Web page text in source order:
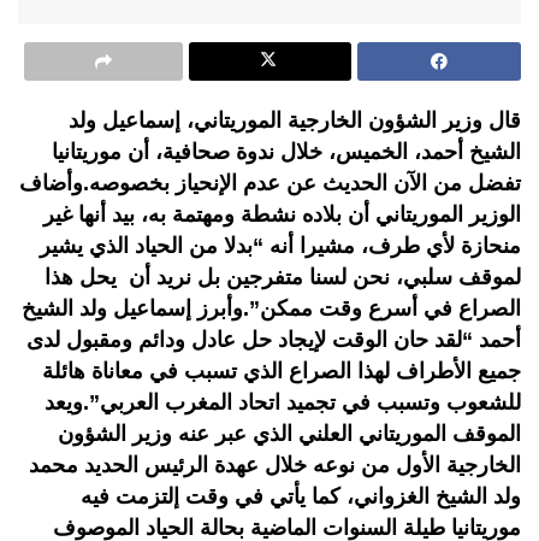
قال وزير الشؤون الخارجية الموريتاني، إسماعيل ولد
الشيخ أحمد، الخميس، خلال ندوة صحافية، أن موريتانيا
تفضل من الآن الحديث عن عدم الإنحياز بخصوصه.وأضاف
الوزير الموريتاني أن بلاده نشطة ومهتمة به، بيد أنها غير
منحازة لأي طرف، مشيرا أنه “بدلا من الحياد الذي يشير
لموقف سلبي، نحن لسنا متفرجين بل نريد أن يحل هذا
الصراع في أسرع وقت ممكن”.وأبرز إسماعيل ولد الشيخ
أحمد “لقد حان الوقت لإيجاد حل عادل ودائم ومقبول لدى
جميع الأطراف لهذا الصراع الذي تسبب في معاناة هائلة
للشعوب وتسبب في تجميد اتحاد المغرب العربي”.ويعد
الموقف الموريتاني العلني الذي عبر عنه وزير الشؤون
الخارجية الأول من نوعه خلال عهدة الرئيس الحديد محمد
ولد الشيخ الغزواني، كما يأتي في وقت إلتزمت فيه
موريتانيا طيلة السنوات الماضية بحالة الحياد الموصوف